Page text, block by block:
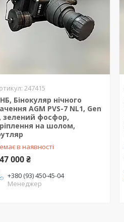
247415
Бінокуляр нічного
AGM PVS-7 NL1, Gen
зелений фосфор,
на шолом,
в наявності
000 ₴
+380 (93) 450-45-04
Менеджер